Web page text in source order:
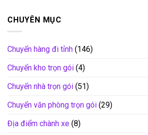
CHUYÊN MỤC
Chuyển hàng đi tỉnh (146)
Chuyển kho trọn gói (4)
Chuyển nhà trọn gói (51)
Chuyển văn phòng trọn gói (29)
Địa điểm chành xe (8)